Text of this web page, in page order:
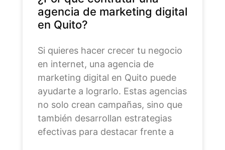
agencia de marketing digital
en Quito?
Si quieres hacer crecer tu negocio
en internet, una agencia de
marketing digital en Quito puede
ayudarte a lograrlo. Estas agencias
no solo crean campañas, sino que
también desarrollan estrategias
efectivas para destacar frente a